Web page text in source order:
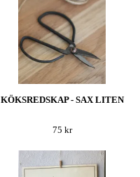
KÖKSREDSKAP - SAX LITEN
75 kr